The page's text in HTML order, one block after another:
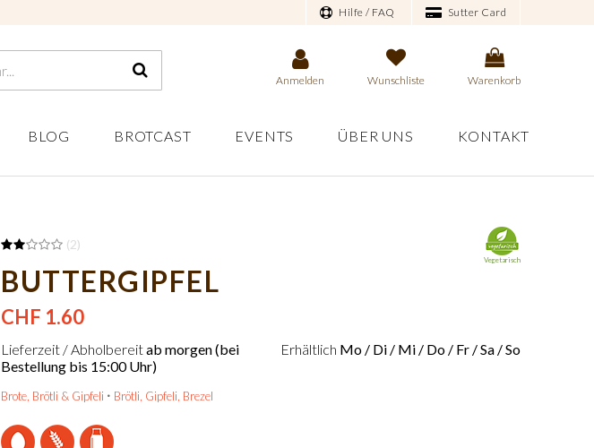
Hilfe / FAQ Sutter Card
Anmelden Wunschliste Warenkorb
BLOG BROTCAST EVENTS ÜBER UNS KONTAKT
(2)
BUTTERGIPFEL
CHF 1.60
Vegetarisch
Lieferzeit / Abholbereitab morgen (bei
Bestellung bis 15:00 Uhr)
Erhältlich Mo / Di / Mi / Do / Fr / Sa / So
Brote, Brötli & Gipfeli Brötli, Gipfeli, Brezel